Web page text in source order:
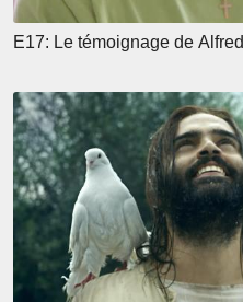
E17: Le témoignage de Alfred